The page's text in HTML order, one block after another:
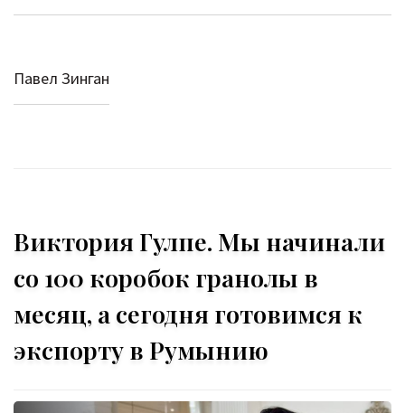
Павел Зинган
Виктория Гулпе. Мы начинали
со 100 коробок гранолы в
месяц, а сегодня готовимся к
экспорту в Румынию